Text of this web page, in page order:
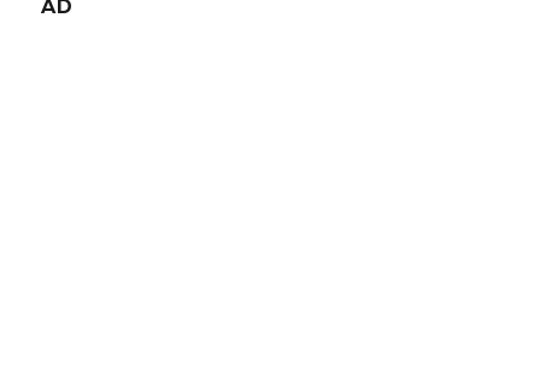
AD